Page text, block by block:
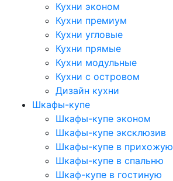
Кухни эконом
Кухни премиум
Кухни угловые
Кухни прямые
Кухни модульные
Кухни с островом
Дизайн кухни
Шкафы-купе
Шкафы-купе эконом
Шкафы-купе эксклюзив
Шкафы-купе в прихожую
Шкафы-купе в спальню
Шкаф-купе в гостиную